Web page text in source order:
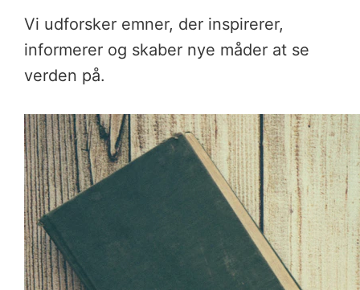
Vi udforsker emner, der inspirerer,
informerer og skaber nye måder at se
verden på.